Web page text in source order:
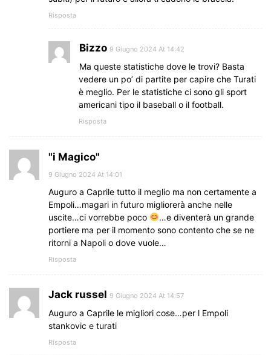
Risposta
Bizzo 9 Giugno 2024 At 14:42
Ma queste statistiche dove le trovi? Basta
vedere un po’ di partite per capire che Turati
è meglio. Per le statistiche ci sono gli sport
americani tipo il baseball o il football.
Risposta
"i Magico"
9 Giugno 2024 At 14:01
Auguro a Caprile tutto il meglio ma non certamente a
Empoli…magari in futuro migliorerà anche nelle
uscite…ci vorrebbe poco
…e diventerà un grande
portiere ma per il momento sono contento che se ne
ritorni a Napoli o dove vuole…
Risposta
Jack russel 9 Giugno 2024 At 14:57
Auguro a Caprile le migliori cose…per l Empoli
stankovic e turati
Risposta